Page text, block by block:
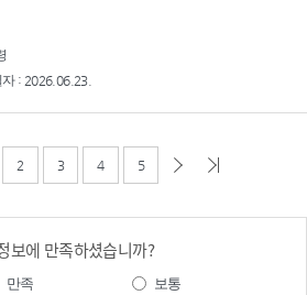
: 2026.06.23.
2 3 4 5
보에 만족하셨습니까?
만족
보통